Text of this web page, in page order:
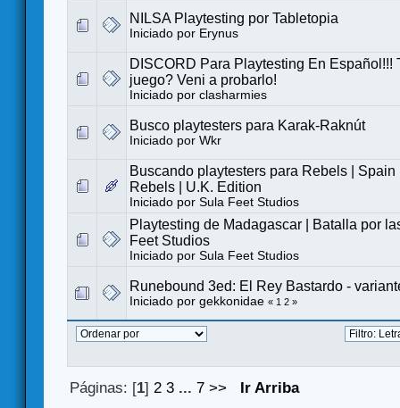
NILSA Playtesting por Tabletopia
Iniciado por Erynus
DISCORD Para Playtesting En Español!!!
juego? Veni a probarlo!
Iniciado por clasharmies
Busco playtesters para Karak-Raknút
Iniciado por Wkr
Buscando playtesters para Rebels | Spain
Rebels | U.K. Edition
Iniciado por Sula Feet Studios
Playtesting de Madagascar | Batalla por
Feet Studios
Iniciado por Sula Feet Studios
Runebound 3ed: El Rey Bastardo -
Iniciado por gekkonidae « 1 2 »
Páginas: [1] 2 3 ...7 >> Ir Arriba